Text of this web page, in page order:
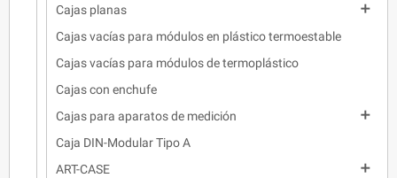
Cajas planas

Cajas vacías para módulos en plástico termoestable
Cajas vacías para módulos de termoplástico
Cajas con enchufe
Cajas para aparatos de medición

Caja DIN-Modular Tipo A
ART-CASE
